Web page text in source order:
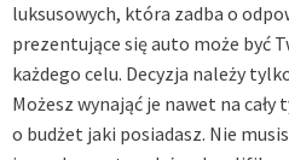
luksusowych, która zadba o
prezentujące się auto może być
każdego celu. Decyzja należy
Możesz wynająć je nawet na
o budżet jaki posiadasz. Nie